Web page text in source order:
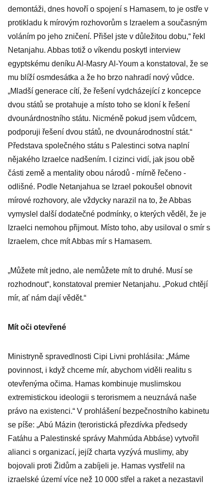
demontáži, dnes hovoří o spojení s Hamasem, to je ostře v
protikladu k mírovým rozhovorům s Izraelem a současným
voláním po jeho zničení. Přišel jste v důležitou dobu,“ řekl
Netanjahu. Abbas totiž o víkendu poskytl interview
egyptskému deníku Al-Masry Al-Youm a konstatoval, že se
mu blíží osmdesátka a že ho brzo nahradí nový vůdce.
„Mladší generace cítí, že řešení vydcházející z koncepce
dvou států se protahuje a místo toho se kloní k řešení
dvounárdnostního státu. Nicméně pokud jsem vůdcem,
podporuji řešení dvou států, ne dvounárodnostní stát.“
Představa společného státu s Palestinci sotva naplní
nějakého Izraelce nadšením. I cizinci vidí, jak jsou obě
části země a mentality obou národů - mírně řečeno -
odlišné. Podle Netanjahua se Izrael pokoušel obnovit
mírové rozhovory, ale vždycky narazil na to, že Abbas
vymyslel další dodatečné podmínky, o kterých věděl, že je
Izraelci nemohou přijmout. Místo toho, aby usiloval o smír s
Izraelem, chce mít Abbas mír s Hamasem.
„Můžete mít jedno, ale nemůžete mít to druhé. Musí se
rozhodnout“, konstatoval premier Netanjahu. „Pokud chtějí
mír, ať nám dají vědět.“
Mít oči otevřené
Ministryně spravedlnosti Cipi Livni prohlásila: „Máme
povinnost, i když chceme mír, abychom viděli realitu s
otevřenýma očima. Hamas kombinuje muslimskou
extremistickou ideologii s terorismem a neuznává naše
právo na existenci.“ V prohlášení bezpečnostního kabinetu
se píše: „Abú Mázin (teroristická přezdívka předsedy
Fatáhu a Palestinské správy Mahmúda Abbáse) vytvořil
alianci s organizací, jejíž charta vyzývá muslimy, aby
bojovali proti Židům a zabíjeli je. Hamas vystřelil na
izraelské území více než 10 000 střel a raket a nezastavil